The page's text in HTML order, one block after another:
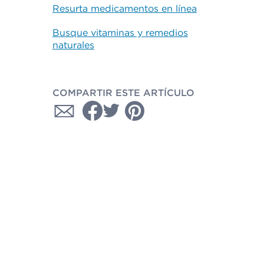
Resurta medicamentos en línea
Busque vitaminas y remedios
naturales
COMPARTIR ESTE ARTÍCULO